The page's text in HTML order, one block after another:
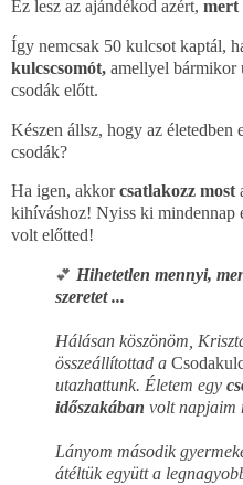
Ez lesz az ajándékod azért, mert
Így nemcsak 50 kulcsot kaptál,
kulcscsomót, amellyel bármikor
csodák előtt.
Készen állsz, hogy az életedben
csodák?
Ha igen, akkorcsatlakozz most
kihíváshoz! Nyiss ki mindennap
volt előtted!
💕 Hihetetlen mennyi,
szeretet ...
Hálásan köszönöm,
összeállítottad a
utazhattunk. Életem egy
időszakában volt napjaim
Lányom második
átéltük együtt a